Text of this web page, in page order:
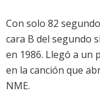
Con solo 82
cara B del segundo
en 1986. Llegó a un
en la canción que
NME.